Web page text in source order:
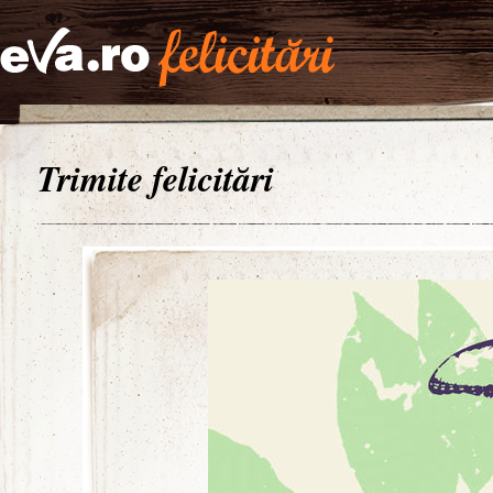
Trimite felicitări